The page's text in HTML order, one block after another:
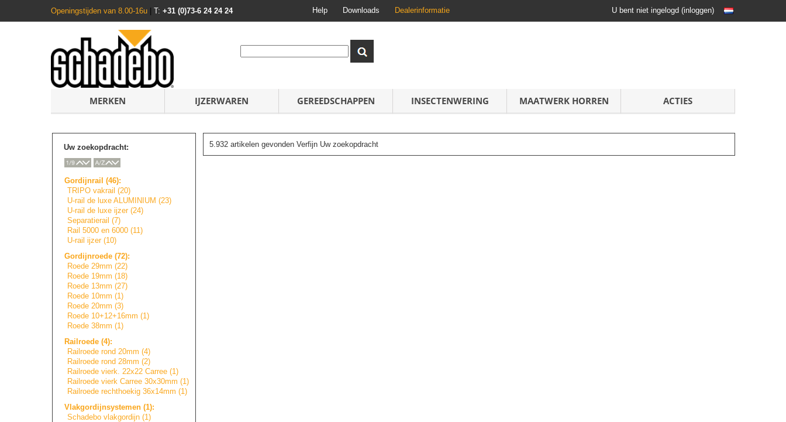
Openingstijden van 8.00-16u T: +31 (0)73-6 24 24 24 Help Downloads Dealerinformatie U bent niet ingelogd (inloggen)
MERKEN IJZERWAREN GEREEDSCHAPPEN INSECTENWERING MAATWERK HORREN ACTIES
Uw zoekopdracht:
Gordijnrail (46):
TRIPO vakrail (20)
U-rail de luxe ALUMINIUM (23)
U-rail de luxe ijzer (24)
Separatierail (7)
Rail 5000 en 6000 (11)
U-rail ijzer (10)
Gordijnroede (72):
Roede 29mm (22)
Roede 19mm (18)
Roede 13mm (27)
Roede 10mm (1)
Roede 20mm (3)
Roede 10+12+16mm (1)
Roede 38mm (1)
Railroede (4):
Railroede rond 20mm (4)
Railroede rond 28mm (2)
Railroede vierk. 22x22 Carree (1)
Railroede vierk Carree 30x30mm (1)
Railroede rechthoekig 36x14mm (1)
Vlakgordijnsystemen (1):
Schadebo vlakgordijn (1)
5.932 artikelen gevonden Verfijn Uw zoekopdracht